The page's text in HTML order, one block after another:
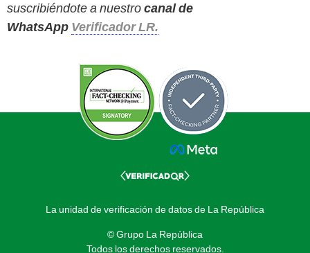
suscribiéndote a nuestrocanal de
WhatsApp Verificador LR.
La unidad de verificación de datos de La República
© Grupo La República
Todos los derechos reservados.